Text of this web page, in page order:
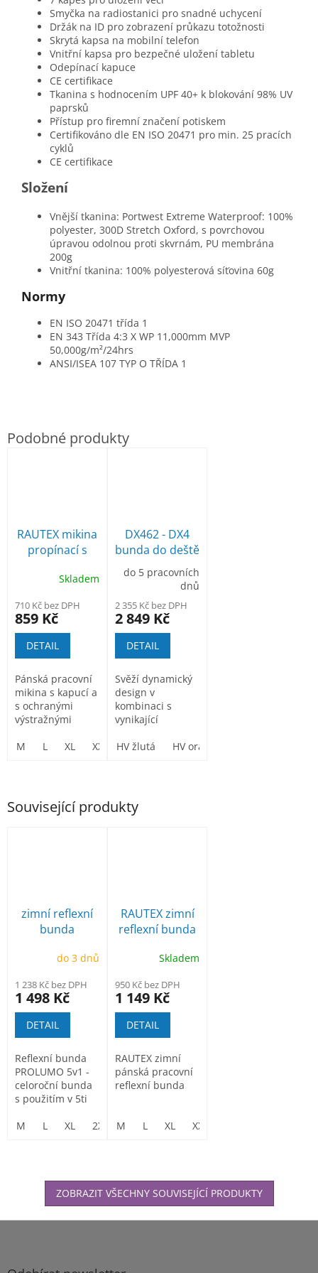
Související produkty
zimní reflexní
bunda
oranžová
do 3 dnů
1 238 Kč bez DPH
1 498 Kč
DETAIL
Reflexní bunda
PROLUMO 5v1 -
celoroční bunda
s použitím v 5ti
M
L XL 2XL
RAUTEX zimní
reflexní bunda
Skladem
950 Kč bez DPH
1 149 Kč
DETAIL
RAUTEX zimní
pánská pracovní
reflexní bunda
M L XL XXL
ZOBRAZIT VŠECHNY SOUVISEJÍCÍ PRODUKTY
Smyčka na radiostanici pro snadné uchycení
Držák na ID pro zobrazení průkazu totožnosti
Skrytá kapsa na mobilní telefon
Vnitřní kapsa pro bezpečné uložení tabletu
Odepínací kapuce
CE certifikace
Tkanina s hodnocením UPF 40+ k blokování 98% UV
paprsků
Přístup pro firemní značení potiskem
Certifikováno dle EN ISO 20471 pro min. 25 pracích
cyklů
CE certifikace
Složení
Vnější tkanina: Portwest Extreme Waterproof: 100%
polyester, 300D Stretch Oxford, s povrchovou
úpravou odolnou proti skvrnám, PU membrána
200g
Vnitřní tkanina: 100% polyesterová síťovina 60g
Normy
EN ISO 20471 třída 1
EN 343 Třída 4:3 X WP 11,000mm MVP
50,000g/m²/24hrs
ANSI/ISEA 107 TYP O TŘÍDA 1
RAUTEX mikina
propínací s
Skladem
710 Kč bez DPH
859 Kč
DETAIL
Pánská pracovní
mikina s kapucí a
s ochranými
výstražnými
M
L XL XXL 3XL
DX462 - DX4
bunda do deště
Hi-Vis
do 5 pracovních
dnů
2 355 Kč bez DPH
2 849 Kč
DETAIL
Svěží dynamický
design v
kombinaci s
vynikající
prodyšnou
HV žlutá HV oranžová
Z